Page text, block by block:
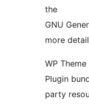
the
GNU
more
WP
Plugin
party